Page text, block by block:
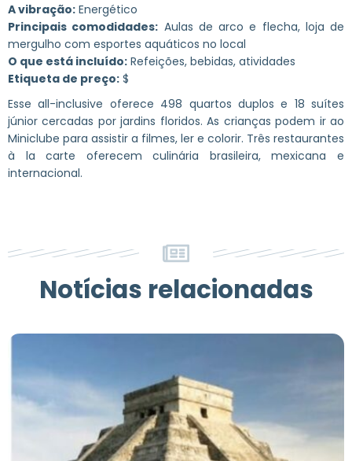
A vibração: Energético
Principais comodidades: Aulas de arco e flecha, loja de
mergulho com esportes aquáticos no local
O que está incluído: Refeições, bebidas, atividades
Etiqueta de preço: $
Esse all-inclusive oferece 498 quartos duplos e 18 suítes
júnior cercadas por jardins floridos. As crianças podem ir ao
Miniclube para assistir a filmes, ler e colorir. Três restaurantes
à la carte oferecem culinária brasileira, mexicana e
internacional.
Notícias relacionadas